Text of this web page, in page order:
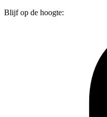
Blijf op de hoogte: